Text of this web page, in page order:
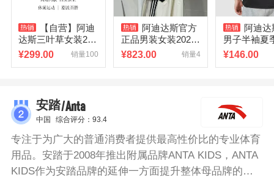
【自营】阿迪
达斯三叶草女装26
夏季新款运动服休
¥299.00 销量100
阿迪达斯官方
正品男装女装2026
秋款修身针织夹克
¥823.00 销量4
阿迪
男子半袖夏
服POLO衫
¥146.00
安踏/Anta
中国 综合评分：93.4
专注于为广大的普通消费者提供最高性价比的专业体育
用品。安踏于2008年推出附属品牌ANTA KIDS，ANTA
KIDS作为安踏品牌的延伸一方面提升整体母品牌的竞